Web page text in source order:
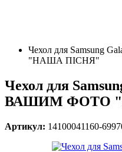
Чехол для Samsung
"НАША ПІСНЯ"
Чехол для
ВАШИМ ФОТО
Артикул: 14100041160-